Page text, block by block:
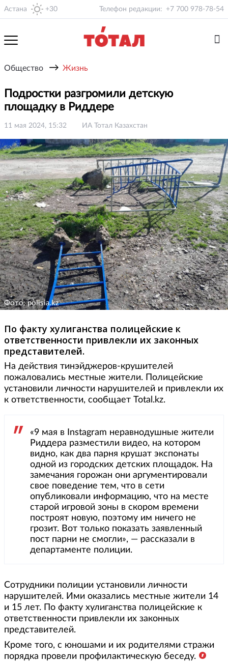
Астана +30 Телефон редакции: +7 700 978-78-54
Общество → Жизнь
Подростки разгромили детскую
площадку в Риддере
11 мая 2024, 15:32 ИА Тотал Казахстан
Фото: polisia.kz
По факту хулиганства полицейские к
ответственности привлекли их законных
представителей.
На действия тинэйджеров-крушителей
пожаловались местные жители. Полицейские
установили личности нарушителей и привлекли их
к ответственности, сообщает Total.kz.
«9 мая в Instagram неравнодушные жители
Риддера разместили видео, на котором
видно, как два парня крушат экспонаты
одной из городских детских площадок. На
замечания горожан они аргументировали
свое поведение тем, что в сети
опубликовали информацию, что на месте
старой игровой зоны в скором времени
построят новую, поэтому им ничего не
грозит. Вот только показать заявленный
пост парни не смогли», — рассказали в
департаменте полиции.
Сотрудники полиции установили личности
нарушителей. Ими оказались местные жители 14
и 15 лет. По факту хулиганства полицейские к
ответственности привлекли их законных
представителей.
Кроме того, с юношами и их родителями стражи
порядка провели профилактическую беседу.